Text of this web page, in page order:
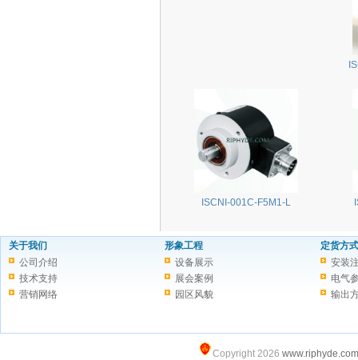
ISCNI-001C-F5M1-L
关于我们
公司介绍
技术支持
营销网络
形象工程
设备展示
展会案例
园区风貌
定货方式
安装
电气
输出
Copyright 2026 www.riphyde.com